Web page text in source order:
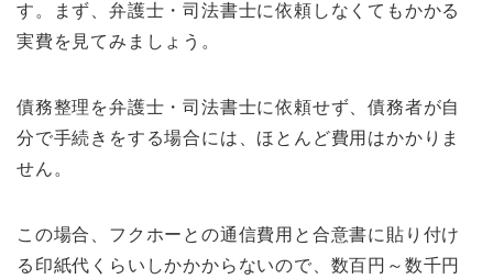
す。まず、弁護士・司法書士に依頼しなくてもかかる
実費を見てみましょう。
債務整理を弁護士・司法書士に依頼せず、債務者が自
分で手続きをする場合には、ほとんど費用はかかりま
せん。
この場合、フクホーとの通信費用と合意書に貼り付け
る印紙代くらいしかかからないので、数百円～数千円